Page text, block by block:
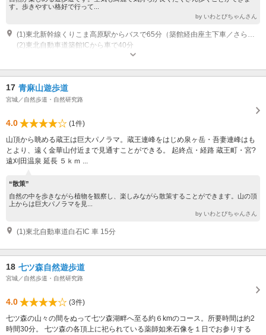
す。歩きやすい格好で行って...
by いわとびちゃんさん
(2)東北自動車道築館ICから車で40分
17 青麻山遊歩道
宮城／自然歩道・自然研究路
4.0
(1件)
山頂から眺める蔵王は巨大パノラマ。蔵王連峰をはじめ泉ヶ岳・吾妻連峰はも
とより、遠く金華山付近まで見通すことができる。 起終点・経路 蔵王町・宮?
遠刈田温泉 延長 ５ｋｍ ...
“散策”
自然の中を歩きながら植物を観察し、楽しみながら散策することができます。山の頂
上からは巨大パノラマを見...
by いわとびちゃんさん
(1)東北自動車道白石IC 車 15分
18 七ツ森自然遊歩道
宮城／自然歩道・自然研究路
4.0
(3件)
七ツ森の山々の間をぬって七ツ森湖畔へ至る約６kmのコース。所要時間は約2
時間30分。 七ツ森の各頂上に祀られている薬師如来石像を１日でお参りする